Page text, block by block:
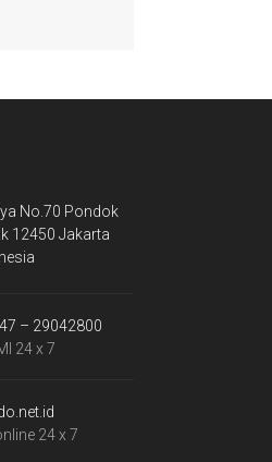
No.70 Pondok
12450 Jakarta
– 29042800
24 x 7
24 x 7